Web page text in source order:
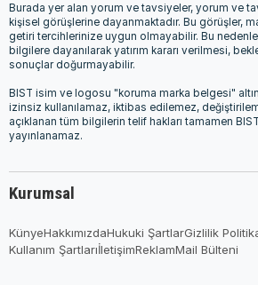
Burada yer alan yorum ve tavsiyeler, yorum ve
kişisel görüşlerine dayanmaktadır. Bu görüşler,
getiri tercihlerinize uygun olmayabilir. Bu
bilgilere dayanılarak yatırım kararı verilmesi,
sonuçlar doğurmayabilir.
BIST isim ve logosu "koruma marka belgesi"
izinsiz kullanılamaz, iktibas edilemez,
açıklanan tüm bilgilerin telif hakları tamamen
yayınlanamaz.
Kurumsal
KünyeHakkımızdaHukuki ŞartlarGizlilik
Kullanım ŞartlarıİletişimReklamMail Bülteni